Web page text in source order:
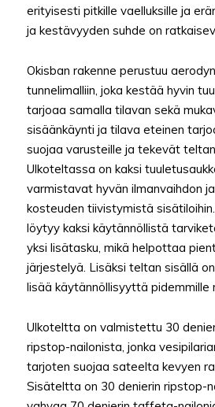
erityisesti pitkille vaelluksille ja
ja kestävyyden suhde on
Okisban rakenne perustuu
tunnelimalliin, joka kestää hyvin
tarjoaa samalla tilavan sekä
sisäänkäynti ja tilava eteinen
suojaa varusteille ja tekevät
Ulkoteltassa on kaksi
varmistavat hyvän ilmanvaihdon
kosteuden tiivistymistä
löytyy kaksi käytännöllistä
yksi lisätasku, mikä helpottaa
järjestelyä. Lisäksi teltan sisällä
lisää käytännöllisyyttä pidemmille
Ulkoteltta on valmistettu 30
ripstop-nailonista, jonka
tarjoten suojaa sateelta kevyen
Sisäteltta on 30 denierin ripstop-